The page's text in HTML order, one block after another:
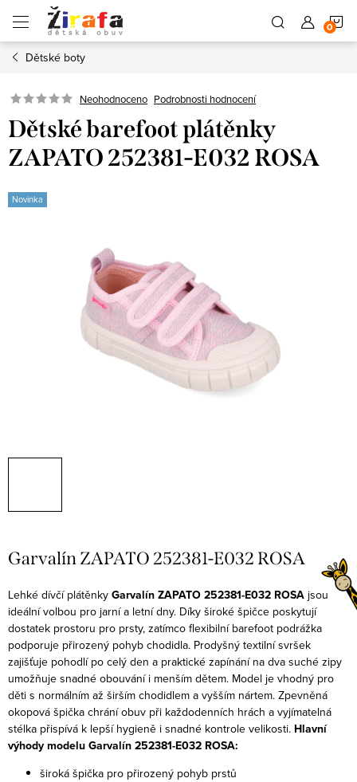
obsah
Dětské boty
Neohodnoceno Podrobnosti hodnocení
Dětské barefoot plátěnky
ZAPATO 252381-E032 ROSA
Novinka
Garvalín ZAPATO 252381-E032 ROSA
Lehké dívčí plátěnky Garvalín ZAPATO 252381-E032 ROSA jsou
ideální volbou pro jarní a letní dny. Díky široké špičce poskytují
dostatek prostoru pro prsty, zatímco flexibilní barefoot podrážka
podporuje přirozený pohyb chodidla. Prodyšný textilní svršek
zajišťuje pohodlí po celý den a praktické zapínání na dva suché zipy
umožňuje snadné obouvání i menším dětem. Model je vhodný pro
děti s normálním až širším chodidlem a vyšším nártem. Zpevněná
okopová špička chrání obuv při každodenních hrách a vyjímatelná
stélka přispívá k lepší hygieně i snadné kontrole velikosti. Hlavní
výhody modelu Garvalín 252381-E032 ROSA:
široká špička pro přirozený pohyb prstů